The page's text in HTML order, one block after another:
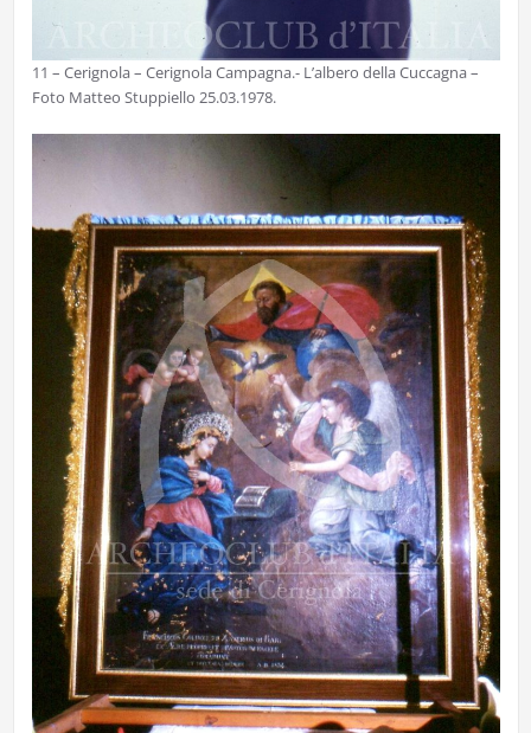
11 – Cerignola – Cerignola Campagna.- L’albero della Cuccagna –
Foto Matteo Stuppiello 25.03.1978.